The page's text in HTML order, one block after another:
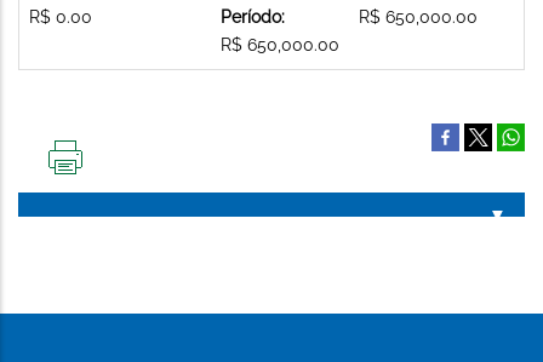
R$ 0.00
Período:
R$ 650,000.00
R$ 650,000.00
PÁGINA